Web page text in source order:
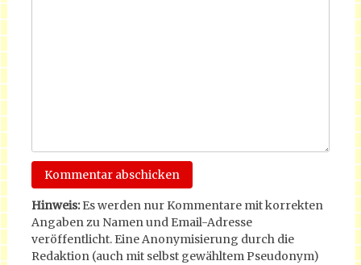
Hinweis:Es werden nur Kommentare mit korrekten
Angaben zu Namen und Email-Adresse
veröffentlicht. Eine Anonymisierung durch die
Redaktion (auch mit selbst gewähltem Pseudonym)